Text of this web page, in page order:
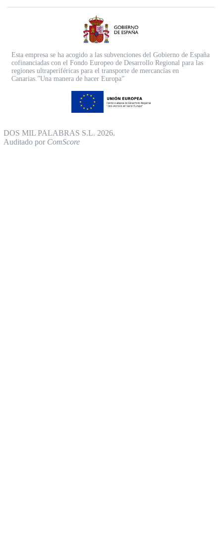
Esta empresa se ha acogido a las subvenciones del Gobierno de España
cofinanciadas con el Fondo Europeo de Desarrollo Regional para las
regiones ultraperiféricas para el transporte de mercancías en
Canarias.”Una manera de hacer Europa”
DOS MIL PALABRAS S.L. 2026.
Auditado por ComScore